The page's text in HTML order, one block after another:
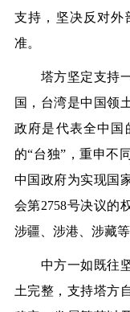
支持，坚决反对外
准。
塔方坚定支持一
国，台湾是中国领
政府是代表全中国
的“台独”，重申不
中国政府为实现国
会第2758号决议的
涉疆、涉港、涉藏
中方一如既往坚
土完整，支持塔方